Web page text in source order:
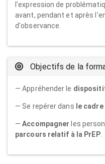
l'expression de
avant, pendant et après
d'observance.
Objectifs de la
— Appréhender le
— Se repérer dans le
—Accompagner les
parcours relatif à la PrEP.